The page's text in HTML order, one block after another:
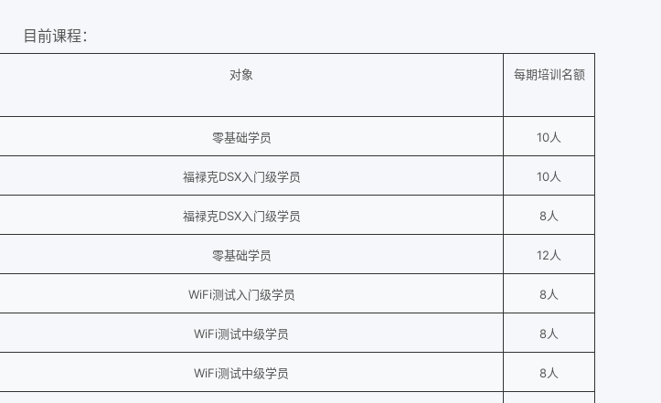
目前课程：
对象 每期培训名额
零基础学员 10人
福禄克DSX入门级学员 10人
福禄克DSX入门级学员 8人
零基础学员 12人
WiFi测试入门级学员 8人
WiFi测试中级学员 8人
WiFi测试中级学员 8人